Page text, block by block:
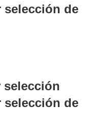
selección de
selección
selección de